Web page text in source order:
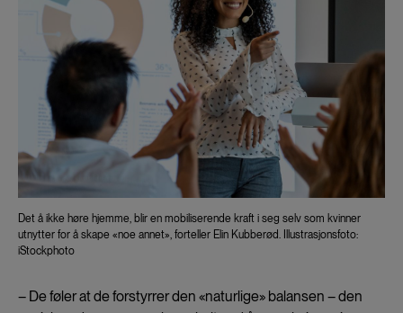
Det å ikke høre hjemme, blir en mobiliserende kraft i seg selv som kvinner
utnytter for å skape «noe annet», forteller Elin Kubberød. Illustrasjonsfoto:
iStockphoto
– De føler at de forstyrrer den «naturlige» balansen – den